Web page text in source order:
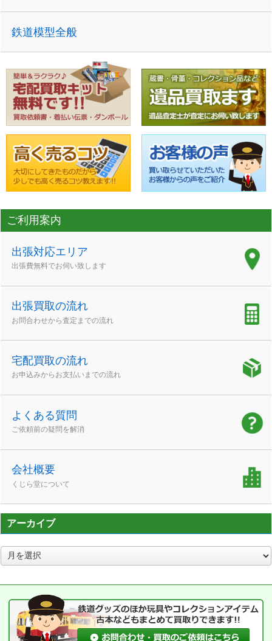
鉄道模型全般
ご利用案内
出張対応エリア
出張費無料でお伺い致します
出張買取の流れ
お問合わせから査定までの流れ
宅配買取の流れ
お申込みからお支払いまでの流れ
よくある質問
ご依頼前の疑問を解消
会社概要
くじら堂について
アーカイブ
ア
ー
ブ